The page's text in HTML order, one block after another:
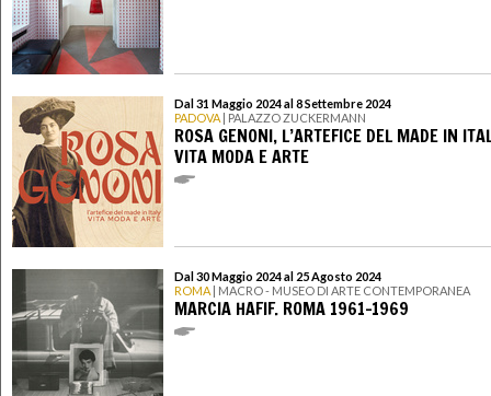
Dal 31 Maggio 2024 al 8 Settembre 2024
PADOVA | PALAZZO ZUCKERMANN
ROSA GENONI, L’ARTEFICE DEL MADE IN
VITA MODA E ARTE
Dal 30 Maggio 2024 al 25 Agosto 2024
ROMA | MACRO - MUSEO DI ARTE CONTEMPORANEA
MARCIA HAFIF. ROMA 1961-1969